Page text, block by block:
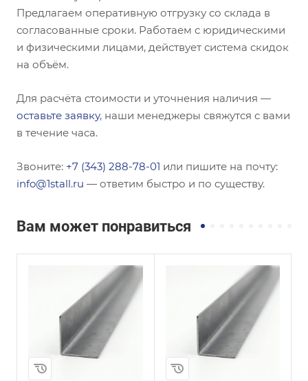
Предлагаем оперативную отгрузку со склада в
согласованные сроки. Работаем с юридическими
и физическими лицами, действует система скидок
на объём.
Для расчёта стоимости и уточнения наличия —
оставьте заявку, наши менеджеры свяжутся с вами
в течение часа.
Звоните: +7 (343) 288-78-01 или пишите на почту:
info@1stall.ru — ответим быстро и по существу.
Вам может понравиться
Равнополочный
Высота, мм
200
Толщина, мм
20
Неравнополочны
Высота, мм
Толщина, мм